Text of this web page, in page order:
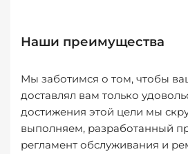
Наши преимущества
Мы заботимся о том, чтобы
доставлял вам только
достижения этой цели мы
выполняем, разработанный
регламент обслуживания и